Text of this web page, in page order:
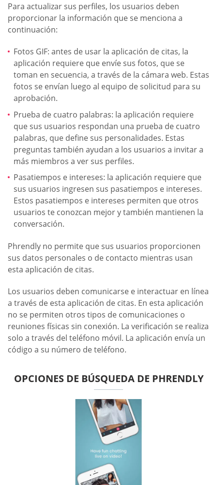
Para actualizar sus perfiles, los usuarios deben
proporcionar la información que se menciona a
continuación:
Fotos GIF: antes de usar la aplicación de citas, la
aplicación requiere que envíe sus fotos, que se
toman en secuencia, a través de la cámara web. Estas
fotos se envían luego al equipo de solicitud para su
aprobación.
Prueba de cuatro palabras: la aplicación requiere
que sus usuarios respondan una prueba de cuatro
palabras, que define sus personalidades. Estas
preguntas también ayudan a los usuarios a invitar a
más miembros a ver sus perfiles.
Pasatiempos e intereses: la aplicación requiere que
sus usuarios ingresen sus pasatiempos e intereses.
Estos pasatiempos e intereses permiten que otros
usuarios te conozcan mejor y también mantienen la
conversación.
Phrendly no permite que sus usuarios proporcionen
sus datos personales o de contacto mientras usan
esta aplicación de citas.
Los usuarios deben comunicarse e interactuar en línea
a través de esta aplicación de citas. En esta aplicación
no se permiten otros tipos de comunicaciones o
reuniones físicas sin conexión. La verificación se realiza
solo a través del teléfono móvil. La aplicación envía un
código a su número de teléfono.
OPCIONES DE BÚSQUEDA DE PHRENDLY